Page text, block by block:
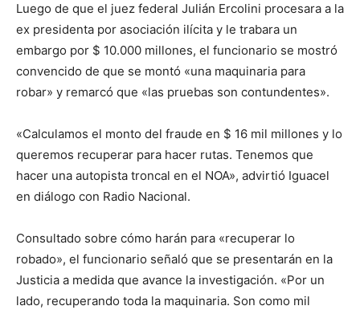
lo
se
ve…
Luego de que el juez federal Julián Ercolini procesara a la
ex presidenta por asociación ilícita y le trabara un
embargo por $ 10.000 millones, el funcionario se mostró
convencido de que se montó «una maquinaria para
robar» y remarcó que «las pruebas son contundentes».
«Calculamos el monto del fraude en $ 16 mil millones y lo
queremos recuperar para hacer rutas. Tenemos que
hacer una autopista troncal en el NOA», advirtió Iguacel
en diálogo con Radio Nacional.
Consultado sobre cómo harán para «recuperar lo
robado», el funcionario señaló que se presentarán en la
Justicia a medida que avance la investigación. «Por un
lado, recuperando toda la maquinaria. Son como mil